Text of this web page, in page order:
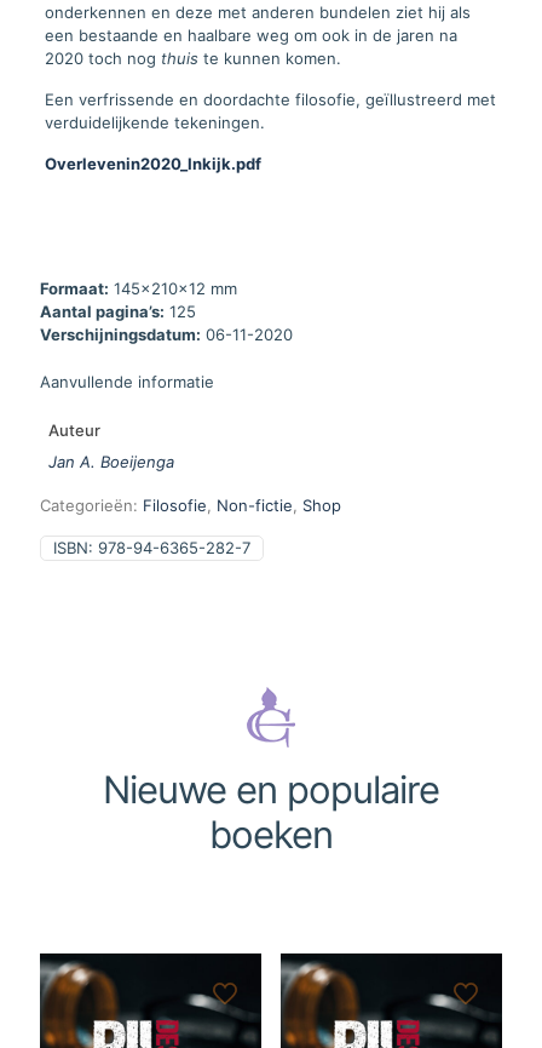
onderkennen en deze met anderen bundelen ziet hij als
een bestaande en haalbare weg om ook in de jaren na
2020 toch nog thuis te kunnen komen.
Een verfrissende en doordachte filosofie, geïllustreerd met
verduidelijkende tekeningen.
Overlevenin2020_Inkijk.pdf
Formaat: 145x210x12 mm
Aantal pagina’s: 125
Verschijningsdatum: 06-11-2020
Aanvullende informatie
Auteur
Jan A. Boeijenga
Categorieën: Filosofie Non-fictie Shop
ISBN: 978-94-6365-282-7
Nieuwe en populaire
boeken